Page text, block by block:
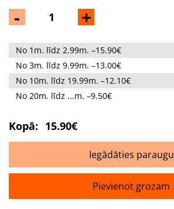
- +
No 1m. līdz 2.99m. –15.90€
No 3m. līdz 9.99m. –13.00€
No 10m. līdz 19.99m. –12.10€
No 20m. līdz ...m. –9.50€
Kopā: 15.90€
Iegādāties paraugu
Pievienot grozam